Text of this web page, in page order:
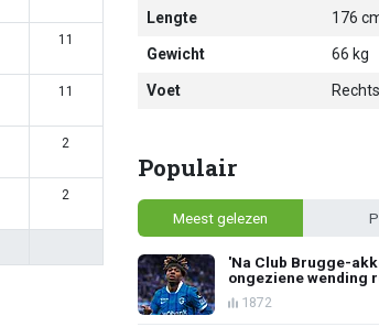
11
11
2
2
Lengte 176
Gewicht 66 kg
Voet Rechts
Populair
Meest gelezen
'Na Club Brugge-
ongeziene wending
1872